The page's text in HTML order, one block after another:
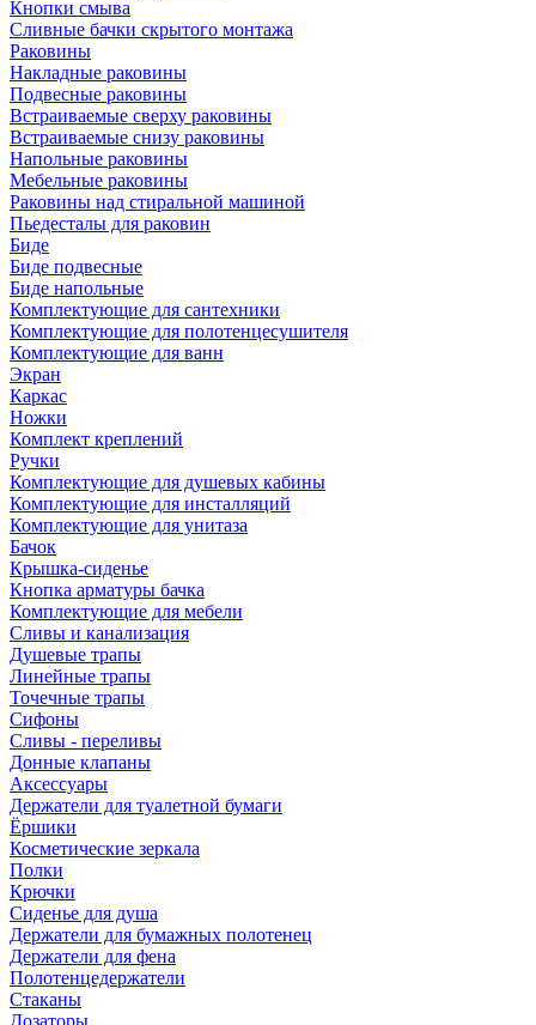
Кнопки смыва
Сливные бачки скрытого монтажа
Раковины
Накладные раковины
Подвесные раковины
Встраиваемые сверху раковины
Встраиваемые снизу раковины
Напольные раковины
Мебельные раковины
Раковины над стиральной машиной
Пьедесталы для раковин
Биде
Биде подвесные
Биде напольные
Комплектующие для сантехники
Комплектующие для полотенцесушителя
Комплектующие для ванн
Экран
Каркас
Ножки
Комплект креплений
Ручки
Комплектующие для душевых кабины
Комплектующие для инсталляций
Комплектующие для унитаза
Бачок
Крышка-сиденье
Кнопка арматуры бачка
Комплектующие для мебели
Сливы и канализация
Душевые трапы
Линейные трапы
Точечные трапы
Сифоны
Сливы - переливы
Донные клапаны
Аксессуары
Держатели для туалетной бумаги
Ёршики
Косметические зеркала
Полки
Крючки
Сиденье для душа
Держатели для бумажных полотенец
Держатели для фена
Полотенцедержатели
Стаканы
Дозаторы